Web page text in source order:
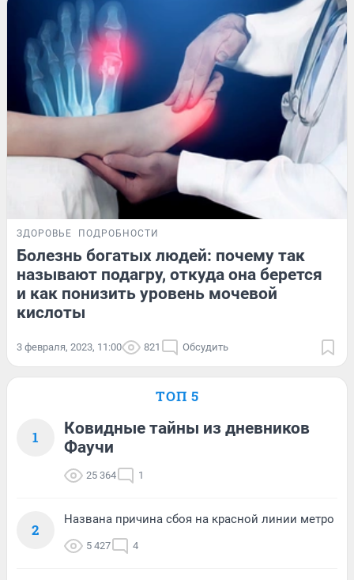
ЗДОРОВЬЕ ПОДРОБНОСТИ
Болезнь богатых людей: почему так
называют подагру, откуда она берется
и как понизить уровень мочевой
кислоты
3 февраля, 2023, 11:00 821 Обсудить
ТОП 5
1
Ковидные тайны из дневников
Фаучи
25 364 1
2
Названа причина сбоя на красной линии метро
5 427 4